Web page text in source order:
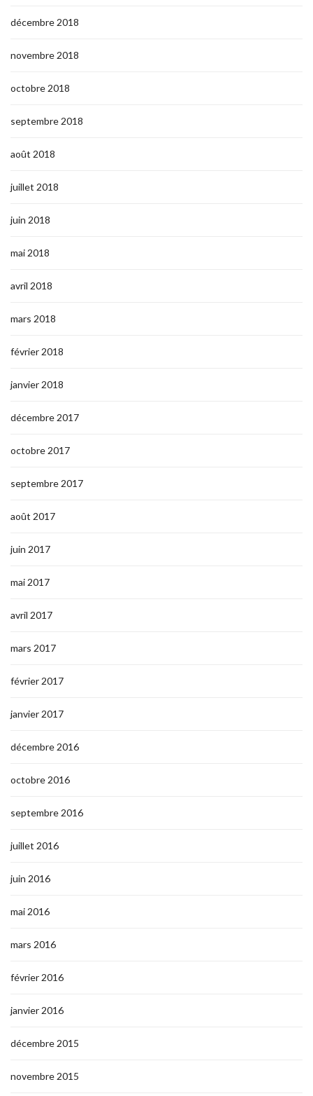
décembre 2018
novembre 2018
octobre 2018
septembre 2018
août 2018
juillet 2018
juin 2018
mai 2018
avril 2018
mars 2018
février 2018
janvier 2018
décembre 2017
octobre 2017
septembre 2017
août 2017
juin 2017
mai 2017
avril 2017
mars 2017
février 2017
janvier 2017
décembre 2016
octobre 2016
septembre 2016
juillet 2016
juin 2016
mai 2016
mars 2016
février 2016
janvier 2016
décembre 2015
novembre 2015